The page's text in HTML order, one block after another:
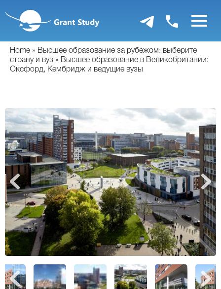
основному
содержанию
Home
Высшее образование за рубежом: выберите
страну и вуз
Высшее образование в Великобритании:
Оксфорд, Кембридж и ведущие вузы